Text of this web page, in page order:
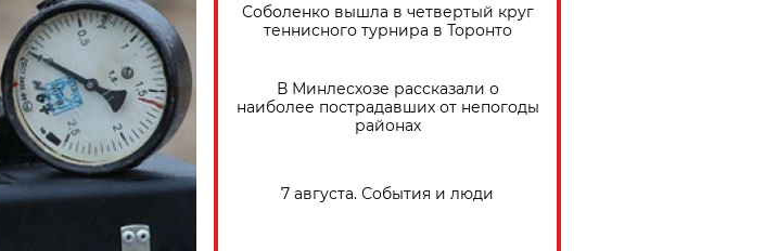
Соболенко вышла в четвертый круг
теннисного турнира в Торонто
В Минлесхозе рассказали о
наиболее пострадавших от непогоды
районах
7 августа. События и люди